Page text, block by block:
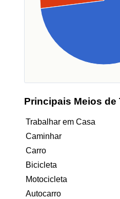
Principais Meios
Trabalhar em Casa
Caminhar
Carro
Bicicleta
Motocicleta
Autocarro